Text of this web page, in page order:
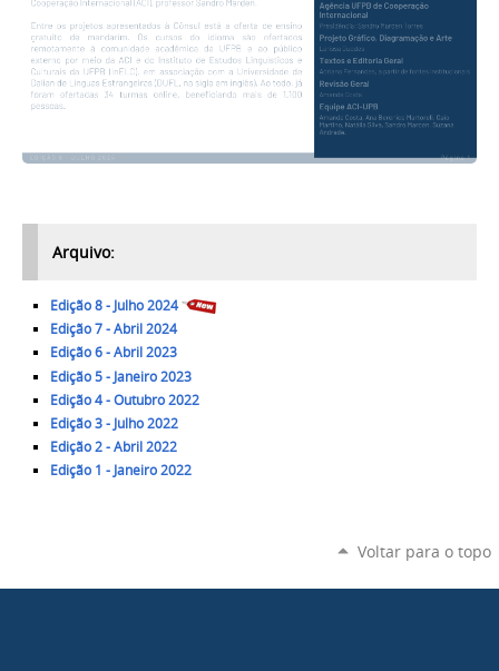
Arquivo:
Edição 8 - Julho 2024
Edição 7 - Abril 2024
Edição 6 - Abril 2023
Edição 5 - Janeiro 2023
Edição 4 - Outubro 2022
Edição 3 - Julho 2022
Edição 2 - Abril 2022
Edição 1 - Janeiro 2022
Voltar para o topo